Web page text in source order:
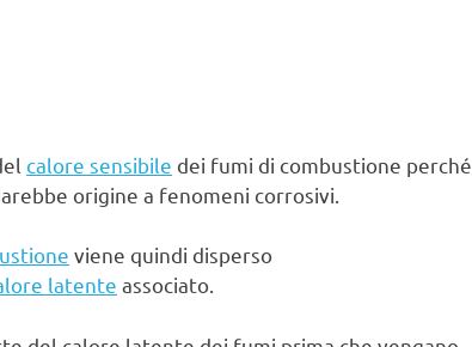
calore sensibile dei fumi di combustione perché
origine a fenomeni corrosivi.
viene quindi disperso
latente associato.